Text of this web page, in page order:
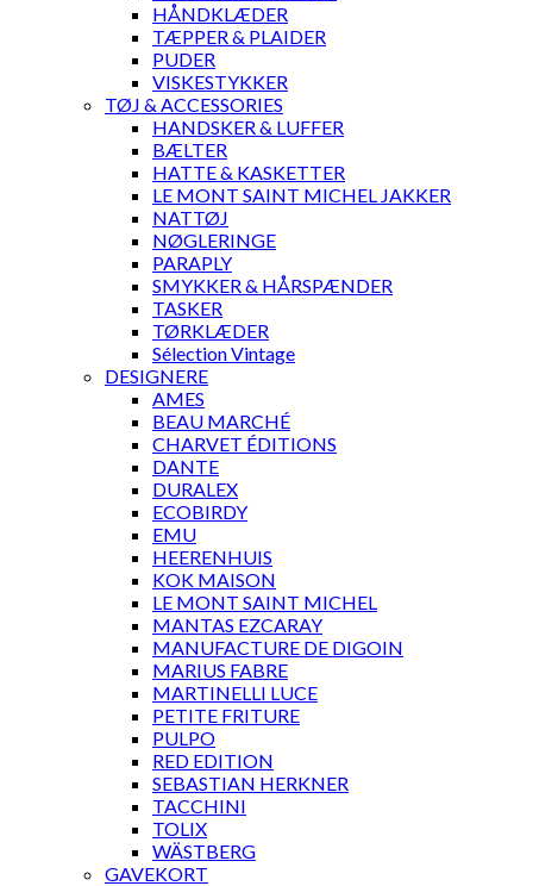
HÅNDKLÆDER
TÆPPER & PLAIDER
PUDER
VISKESTYKKER
TØJ & ACCESSORIES
HANDSKER & LUFFER
BÆLTER
HATTE & KASKETTER
LE MONT SAINT MICHEL JAKKER
NATTØJ
NØGLERINGE
PARAPLY
SMYKKER & HÅRSPÆNDER
TASKER
TØRKLÆDER
Sélection Vintage
DESIGNERE
AMES
BEAU MARCHÉ
CHARVET ÉDITIONS
DANTE
DURALEX
ECOBIRDY
EMU
HEERENHUIS
KOK MAISON
LE MONT SAINT MICHEL
MANTAS EZCARAY
MANUFACTURE DE DIGOIN
MARIUS FABRE
MARTINELLI LUCE
PETITE FRITURE
PULPO
RED EDITION
SEBASTIAN HERKNER
TACCHINI
TOLIX
WÄSTBERG
GAVEKORT